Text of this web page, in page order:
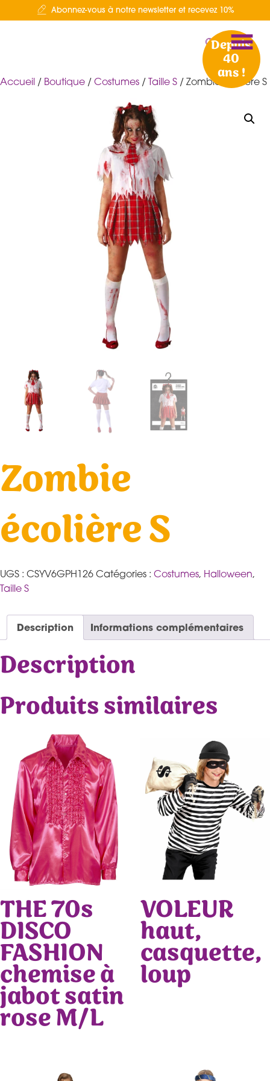
Abonnez-vous à notre newsletter et recevez 10%
Depuis
40
ans !
Accueil / Boutique / Costumes / Taille S / Zombie écolière S
Zombie
écolière S
UGS : CSYV6GPH126 Catégories : Costumes, Halloween,
Taille S
Description Informations complémentaires
Description
Produits similaires
THE 70s
DISCO
FASHION
chemise à
jabot satin
rose M/L
VOLEUR
haut,
casquette,
loup